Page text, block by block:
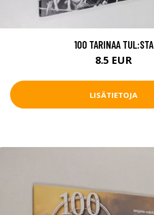
100 TARINAA TUL:STA
8.5 EUR
LISÄTIETOJA